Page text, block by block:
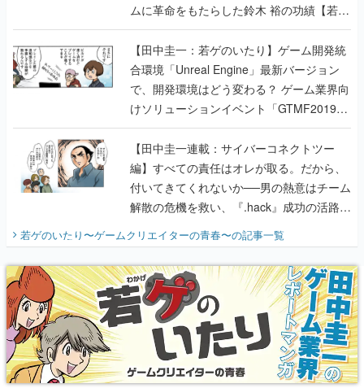
ムに革命をもたらした鈴木 裕の功績【若ゲ
のいたり】
【田中圭一：若ゲのいたり】ゲーム開発統
合環境「Unreal Engine」最新バージョン
で、開発環境はどう変わる？ ゲーム業界向
けソリューションイベント「GTMF2019」
に行って、より理解を深めよう【PR】
【田中圭一連載：サイバーコネクトツー
編】すべての責任はオレが取る。だから、
付いてきてくれないか──男の熱意はチーム
解散の危機を救い、『.hack』成功の活路を
開く。業界の快男児・松山 洋に流れる血は
『少年ジャンプ』色だった【若ゲのいた
り】
若ゲのいたり〜ゲームクリエイターの青春〜の記事一覧